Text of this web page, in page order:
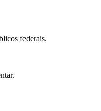
federais.